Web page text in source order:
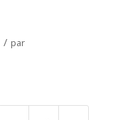
/ par